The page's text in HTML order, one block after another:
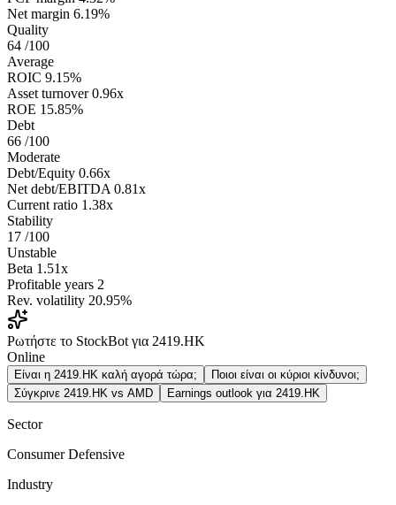
Net margin 6.19%
Quality
64 /100
Average
ROIC 9.15%
Asset turnover 0.96x
ROE 15.85%
Debt
66 /100
Moderate
Debt/Equity 0.66x
Net debt/EBITDA 0.81x
Current ratio 1.38x
Stability
17 /100
Unstable
Beta 1.51x
Profitable years 2
Rev. volatility 20.95%
Ρωτήστε το StockBot για 2419.HK
Online
Είναι η 2419.HK καλή αγορά τώρα;
Ποιοι είναι οι κύριοι κίνδυνοι;
Σύγκρινε 2419.HK vs AMD
Earnings outlook για 2419.HK
Sector
Consumer Defensive
Industry